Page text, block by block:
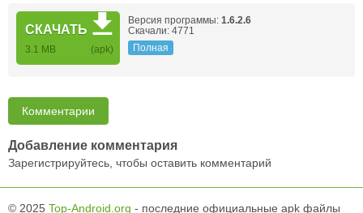
СКАЧАТЬ
3.1 MB (apk)
Версия программы: 1.6.2.6
Скачали: 4771
Полная
Комментарии
Добавление комментария
Зарегистрируйтесь, чтобы оставить комментарий
© 2025 Top-Android.org - последние официальные apk файлы